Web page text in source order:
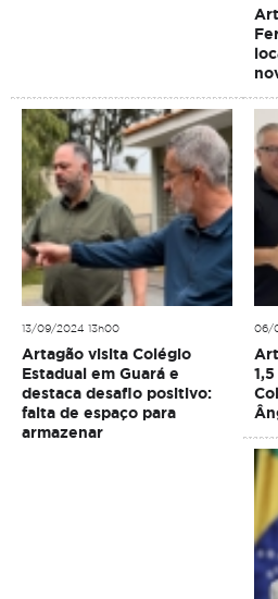
13/09/2024 13h00
Artagão visita Colégio
Estadual em Guará e
destaca desafio positivo:
falta de espaço para
armazenar
06/